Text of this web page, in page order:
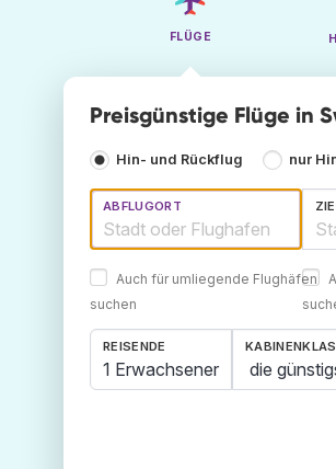
FLÜGE
Preisgünstige Flüge in
Hin- und Rückflug nur
ABFLUGORT
Auch für umliegende Flughäfen
suchen
REISENDE
1 Erwachsener